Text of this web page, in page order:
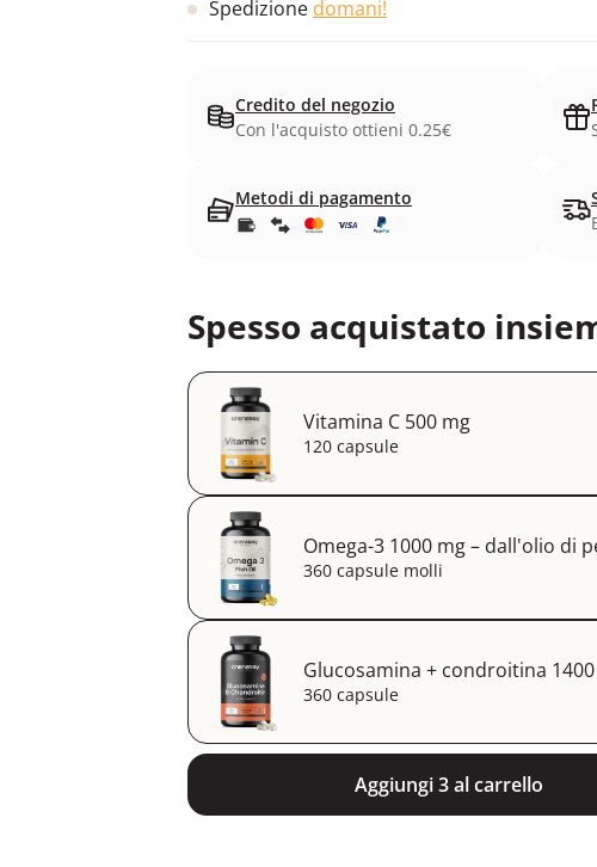
Spedizione domani!
Credito del negozio
Con l'acquisto ottieni 0.25€
Metodi di pagamento
Spesso acquistato
Vitamina C 500 mg
120 capsule
Omega-3 1000 mg – dall'olio di
360 capsule molli
Glucosamina + condroitina
360 capsule
Aggiungi 3 al carrello